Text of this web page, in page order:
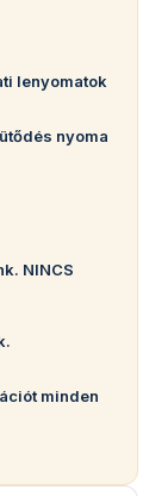
lenyomatok
nyoma
NINCS
minden